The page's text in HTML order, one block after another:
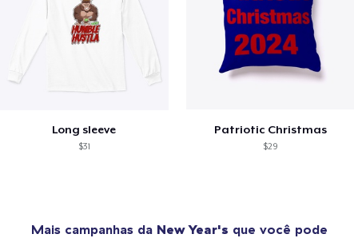
Long sleeve
$31
Patriotic Christmas
$29
Mais campanhas da New Year's que você pode